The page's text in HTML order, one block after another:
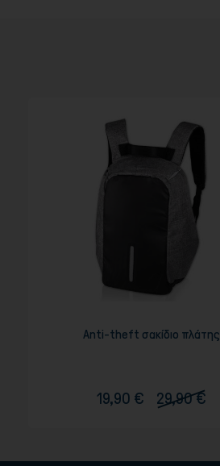
Αnti-theft σακίδιο πλάτης
19,90 € 29,90 €